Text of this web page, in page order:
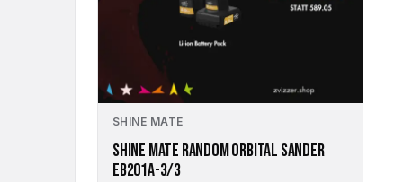
SHINE MATE
SHINE MATE RANDOM ORBITAL SANDER
EB201A-3/3